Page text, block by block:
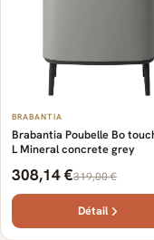
BRABANTIA
Brabantia Poubelle Bo
L Mineral concrete grey
308,14 €319,00 €
Détail